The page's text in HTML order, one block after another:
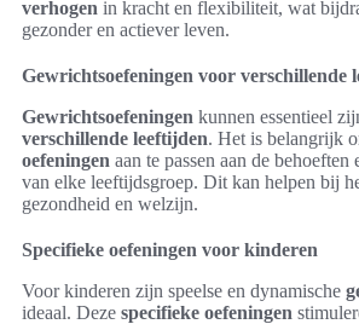
verhogen in kracht en flexibiliteit, wat
gezonder en actiever leven.
Gewrichtsoefeningen voor verschillende
Gewrichtsoefeningen kunnen essentieel
verschillende leeftijden. Het is belangrijk
oefeningen aan te passen aan de
van elke leeftijdsgroep. Dit kan helpen bij
gezondheid en welzijn.
Specifieke oefeningen voor kinderen
Voor kinderen zijn speelse en dynamische
ideaal. Deze specifieke oefeningen